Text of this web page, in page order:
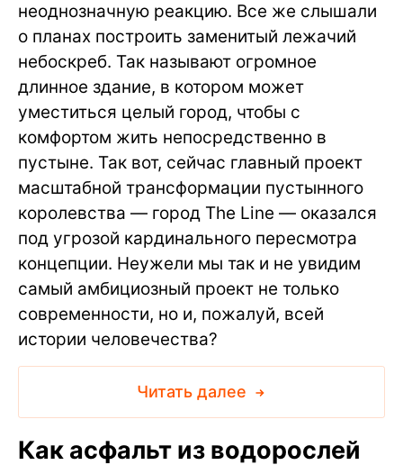
неоднозначную реакцию. Все же слышали
о планах построить заменитый лежачий
небоскреб. Так называют огромное
длинное здание, в котором может
уместиться целый город, чтобы с
комфортом жить непосредственно в
пустыне. Так вот, сейчас главный проект
масштабной трансформации пустынного
королевства — город The Line — оказался
под угрозой кардинального пересмотра
концепции. Неужели мы так и не увидим
самый амбициозный проект не только
современности, но и, пожалуй, всей
истории человечества?
Читать далее
Как асфальт из водорослей